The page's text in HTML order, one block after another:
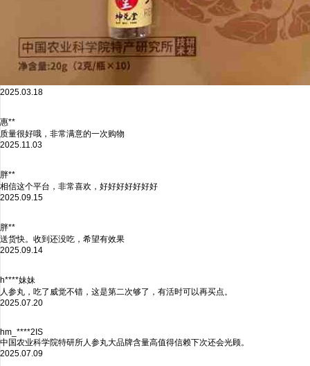
2025.03.18
惠**
质量很好哦，非常满意的一次购物
2025.11.03
胖**
相信这个平台，非常喜欢，好好好好好好好
2025.09.15
胖**
送货快。收到还没吃，希望有效果
2025.09.14
h****妹妹
人参丸，吃了威觉不错，这是第二次够了，有活时可以再买点。
2025.07.20
hm_****2IS
中国农业科学院特研所人参丸大品牌含量高值得信赖下次还会光顾。
2025.07.09